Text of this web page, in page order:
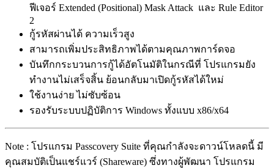
ฟีเจอร์ Extended (Positional) Mask Attack และ Rule Editor
2
กู้รหัสผ่านได้ ความเร็วสูง
สามารถเพิ่มประสิทธิภาพได้ตามคุณภาพการ์ดจอ
บันทึกกระบวนการกู้ได้อัตโนมัติในกรณีที่ โปรแกรมยัง
ทำงานไม่เสร็จสิ้น ย้อนกลับมาเปิดกู้รหัสได้ใหม่
ใช้งานง่าย ไม่ซับซ้อน
รองรับระบบปฏิบัติการ Windows ทั้งแบบ x86/x64
Note : โปรแกรม Passcovery Suite ที่คุณกำลังจะดาวน์โหลดนี้ มี
คุณสมบัติเป็นแชร์แวร์ (Shareware) ซึ่งทางผู้พัฒนา โปรแกรม